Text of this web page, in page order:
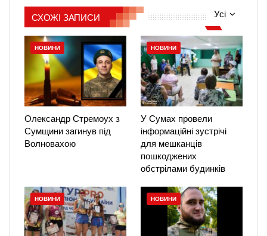
Усі
СХОЖІ ЗАПИСИ
НОВИНИ
Олександр Стремоух з
Сумщини загинув під
Волновахою
НОВИНИ
У Сумах провели
інформаційні зустрічі
для мешканців
пошкоджених
обстрілами будинків
НОВИНИ НОВИНИ